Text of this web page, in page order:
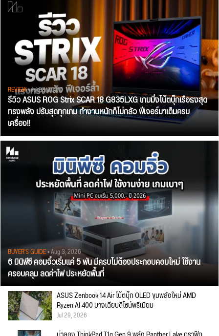
REVIEW• Jul 28, 2026
รีวิว ASUS ROG Strix SCAR 18 G835LXG เกมมิ่งโน้ตบุ๊กเรือธงสุด
ทรงพลัง ปรับสุดทุกเกม ทำงานหนักก็ไม่กลัว ฟีเจอร์มาเต็มครบ
เครื่อง!!
BUYER'S GUIDE• Aug 3, 2026
6 มินิพีซี คอมจิ๋วเริ่มแค่ 5 พัน มีครบไม่ต้องประกอบคอมใหม่ ใช้งาน
ครอบคลุม ลดค่าไฟ ประหยัดพื้นที่
ASUS Zenbook 14 Air โน้ตบุ๊ก OLED ขุมพลังใหม่ AMD
Ryzen AI 400 บางเฉียบดีไซน์พรีเมียม
Jul 29, 2026